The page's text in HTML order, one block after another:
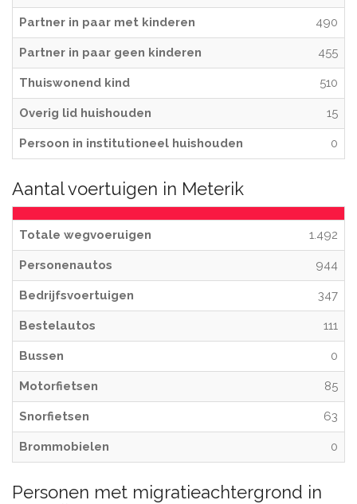
Partner in paar met kinderen 490
Partner in paar geen kinderen 455
Thuiswonend kind 510
Overig lid huishouden 15
Persoon in institutioneel huishouden 0
Aantal voertuigen in Meterik
Totale wegvoeruigen 1.492
Personenautos 944
Bedrijfsvoertuigen 347
Bestelautos 111
Bussen 0
Motorfietsen 85
Snorfietsen 63
Brommobielen 0
Personen met migratieachtergrond in